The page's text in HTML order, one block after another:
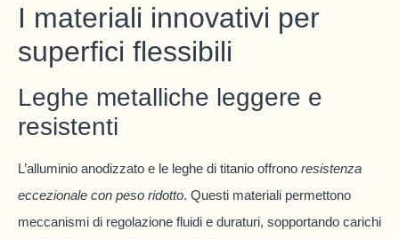
I materiali innovativi per
superfici flessibili
Leghe metalliche leggere e
resistenti
L’alluminio anodizzato e le leghe di titanio offrono resistenza
eccezionale con peso ridotto. Questi materiali permettono
meccanismi di regolazione fluidi e duraturi, sopportando carichi